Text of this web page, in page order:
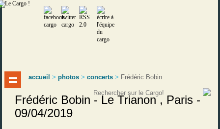
accueil >photos >concerts > Frédéric Bobin
Frédéric Bobin - Le Trianon , Paris -
09/04/2019